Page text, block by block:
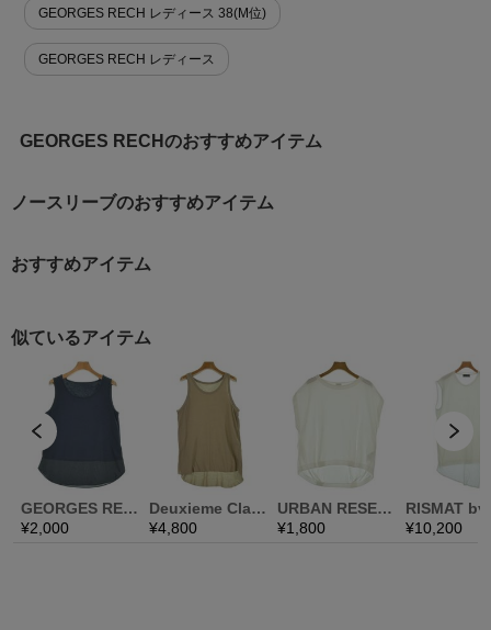
GEORGES RECH レディース 38(M位)
GEORGES RECH レディース
GEORGES RECHのおすすめアイテム
ノースリーブのおすすめアイテム
おすすめアイテム